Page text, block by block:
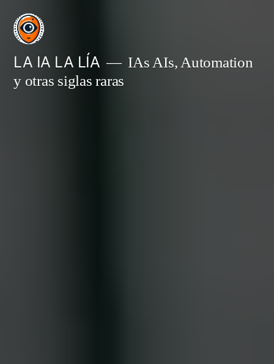
Saltar
contenido
LA IA LA LÍA
IAs AIs, Automation
y otras siglas raras